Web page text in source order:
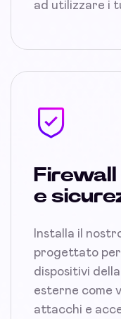
ad utilizzare i
Firewall
e
Installa il
progettato
dispositivi
esterne come
attacchi e